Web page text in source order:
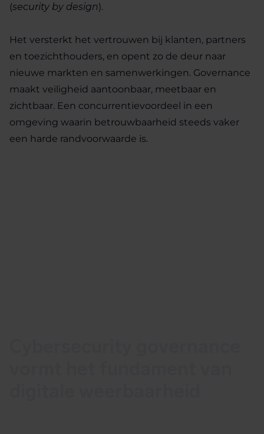
(security by design).
Het versterkt het vertrouwen bij klanten, partners
en toezichthouders, en opent zo de deur naar
nieuwe markten en samenwerkingen. Governance
maakt veiligheid aantoonbaar, meetbaar en
zichtbaar. Een concurrentievoordeel in een
omgeving waarin betrouwbaarheid steeds vaker
een harde randvoorwaarde is.